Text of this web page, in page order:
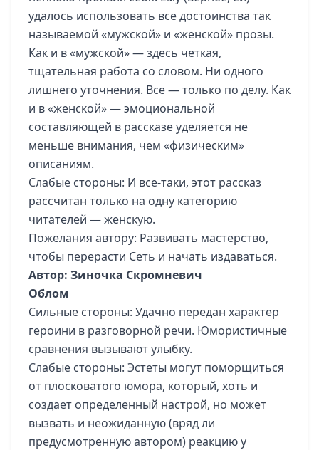
удалось использовать все достоинства так
называемой «мужской» и «женской» прозы.
Как и в «мужской» — здесь четкая,
тщательная работа со словом. Ни одного
лишнего уточнения. Все — только по делу. Как
и в «женской» — эмоциональной
составляющей в рассказе уделяется не
меньше внимания, чем «физическим»
описаниям.
Слабые стороны: И все-таки, этот рассказ
рассчитан только на одну категорию
читателей — женскую.
Пожелания автору: Развивать мастерство,
чтобы перерасти Сеть и начать издаваться.
Автор: Зиночка Скромневич
Облом
Сильные стороны: Удачно передан характер
героини в разговорной речи. Юмористичные
сравнения вызывают улыбку.
Слабые стороны: Эстеты могут поморщиться
от плосковатого юмора, который, хоть и
создает определенный настрой, но может
вызвать и неожиданную (вряд ли
предусмотренную автором) реакцию у